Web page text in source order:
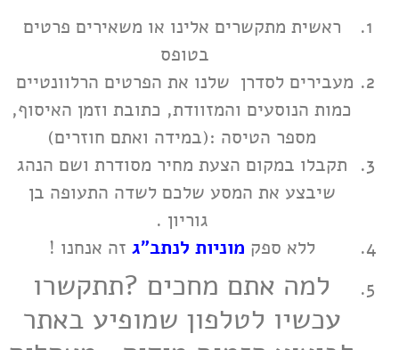
ראשית מתקשרים אלינו או משאירים פרטים
בטופס
מעבירים לסדרן שלנו את הפרטים הרלוונטיים
כמות הנוסעים והמזוודת, כתובת וזמן האיסוף,
מספר הטיסה :(במידה ואתם חוזרים)
תקבלו במקום הצעת מחיר מסודרת ושם הנהג
שיבצע את המסע שלכם לשדה התעופה בן
גוריון .
ללא ספק מוניות לנתב"ג זה אנחנו !
למה אתם מחכים ?תתקשרו
עכשיו לטלפון שמופיע באתר